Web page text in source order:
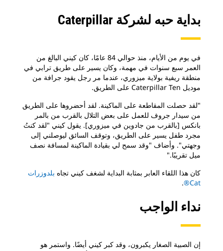
بداية حبه لشركة Caterpillar
في يوم من الأيام، منذ حوالي 84 عامًا، كان كيني البالغ من
العمر سبع سنوات في مهمة، وكان يسير على طريق ترابي في
منطقة ريفية بولاية ميزوري، عندما مر رجل يقود جرافة من
موديل Caterpillar Ten على الطريق.
"لقد حصلت المقاطعة على الماكينة. لقد أحضروها على الطريق
من سيدار جروف للعمل على بعض التلال بالقرب من بالمر
بانكس [بالقرب من جادوين في ميزوري]. يقول كيني "لقد كنتُ
مجرد طفل يسير على الطريق، وتوقف السائق ليوصلني إلى
وجهتي". وأضاف "وقد سمح لي بقيادة الماكينة لمسافة نصف
ميل تقريبًا."
كان هذا اللقاء العابر بمثابة البداية لشغف كيني تجاه بلدوزرات
Cat®
.
نداء الواجب
إن الصبية الصغار يكبرون، وقد كبر كيني أيضًا. واستمر هو